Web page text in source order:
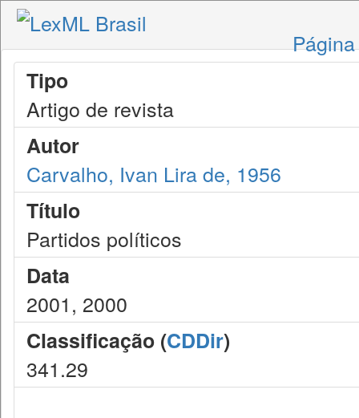
Tipo
Artigo de revista
Autor
Carvalho, Ivan Lira de, 1956
Título
Partidos políticos
Data
2001, 2000
Classificação (CDDir)
341.29